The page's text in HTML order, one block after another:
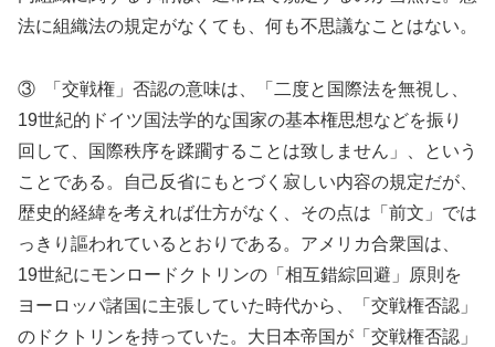
法に組織法の規定がなくても、何も不思議なことはない。
③ 「交戦権」否認の意味は、「二度と国際法を無視し、
19世紀的ドイツ国法学的な国家の基本権思想などを振り
回して、国際秩序を蹂躙することは致しません」、という
ことである。自己反省にもとづく寂しい内容の規定だが、
歴史的経緯を考えれば仕方がなく、その点は「前文」では
っきり謳われているとおりである。アメリカ合衆国は、
19世紀にモンロードクトリンの「相互錯綜回避」原則を
ヨーロッパ諸国に主張していた時代から、「交戦権否認」
のドクトリンを持っていた。大日本帝国が「交戦権否認」